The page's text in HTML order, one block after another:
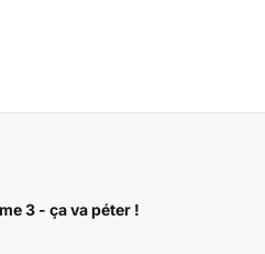
3 - ça va péter !